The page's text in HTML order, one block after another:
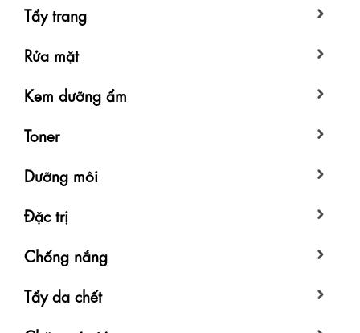
Tẩy trang
Rửa mặt
Kem dưỡng ẩm
Toner
Dưỡng môi
Đặc trị
Chống nắng
Tẩy da chết